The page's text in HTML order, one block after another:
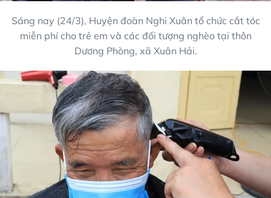
Sáng nay (24/3), Huyện đoàn Nghi Xuân tổ chức cắt tóc
miễn phí cho trẻ em và các đối tượng nghèo tại thôn
Dương Phòng, xã Xuân Hải.